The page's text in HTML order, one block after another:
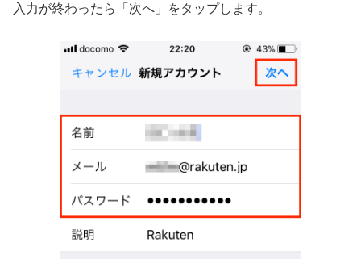
入力が終わったら「次へ」をタップします。